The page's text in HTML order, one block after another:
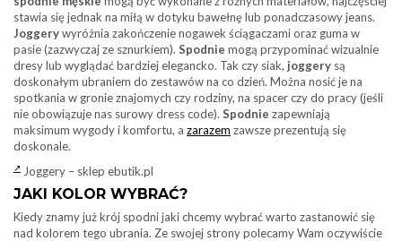
stawia się jednak na miłą w dotyku bawełnę lub ponadczasowy jeans.
Joggerywyróżnia zakończenie nogawek ściągaczami oraz guma w
pasie (zazwyczaj ze sznurkiem). Spodnie mogą przypominać wizualnie
dresy lub wyglądać bardziej elegancko. Tak czy siak, joggery są
doskonałym ubraniem do zestawów na co dzień. Można nosić je na
spotkania w gronie znajomych czy rodziny, na spacer czy do pracy (jeśli
nie obowiązuje nas surowy dress code). Spodnie zapewniają
maksimum wygody i komfortu, a zarazem zawsze prezentują się
doskonale.
Joggery – sklep ebutik.pl
JAKI KOLOR WYBRAĆ?
Kiedy znamy już krój spodni jaki chcemy wybrać warto zastanowić się
nad kolorem tego ubrania. Ze swojej strony polecamy Wam oczywiście